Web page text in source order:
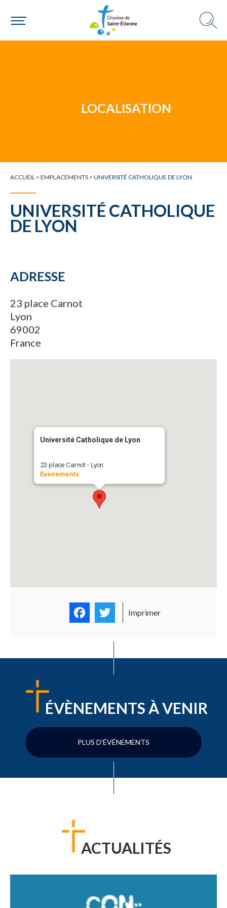
LOCALISATION
ACCUEIL > EMPLACEMENTS > UNIVERSITÉ CATHOLIQUE DE LYON
UNIVERSITÉ CATHOLIQUE
DE LYON
ADRESSE
23 place Carnot
Lyon
69002
France
Université Catholique de Lyon
23 place Carnot - Lyon
Évènements
FacebookTwitter
Imprimer
ÉVÈNEMENTS À VENIR
PLUS D'ÉVÉNEMENTS
ACTUALITÉS